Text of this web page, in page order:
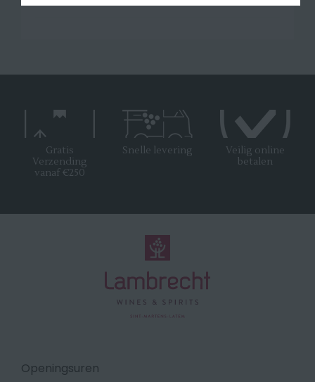
Gratis
Verzending
vanaf €250
Snelle levering
Veilig online
betalen
Openingsuren